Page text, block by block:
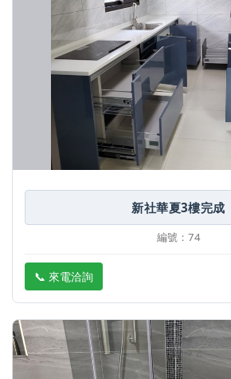
新社華夏3樓完成
編號：74
📞 來電洽詢